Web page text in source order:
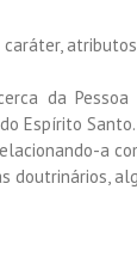
da
Espírito Santo.
a
doutrinários,